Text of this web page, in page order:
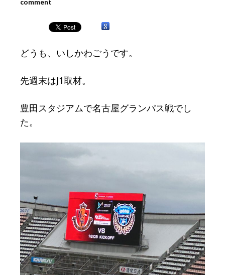
comment
どうも、いしかわごうです。
先週末はJ1取材。
豊田スタジアムで名古屋グランパス戦でし
た。